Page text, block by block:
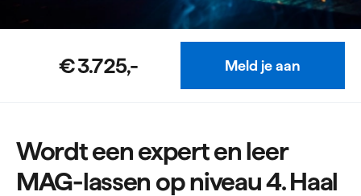
€ 3.725,- Meld je aan
Wordt een expert en leer
MAG-lassen op niveau 4. Haal